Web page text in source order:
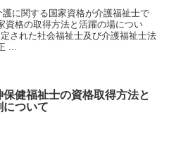
に関する国家資格が介護福祉士で
資格の取得方法と活躍の場につい
された社会福祉士及び介護福祉士法
...
保健福祉士の資格取得方法と
について